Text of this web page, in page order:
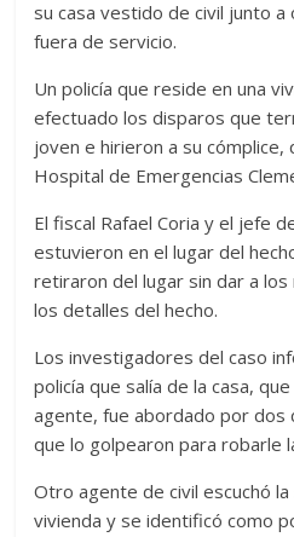
su casa vestido de civil junto
fuera de servicio.
Un policía que reside en una
efectuado los disparos que
joven e hirieron a su cómplice,
Hospital de Emergencias
El fiscal Rafael Coria y el jefe
estuvieron en el lugar del
retiraron del lugar sin dar a los
los detalles del hecho.
Los investigadores del caso
policía que salía de la casa,
agente, fue abordado por dos
que lo golpearon para robarle
Otro agente de civil escuchó
vivienda y se identificó como